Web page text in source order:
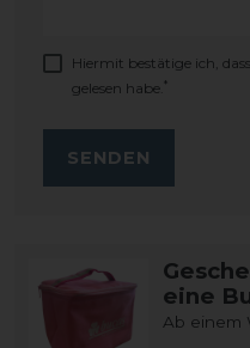
Hiermit bestätige ich,
gelesen habe. *
SENDEN
eine
Ab einem